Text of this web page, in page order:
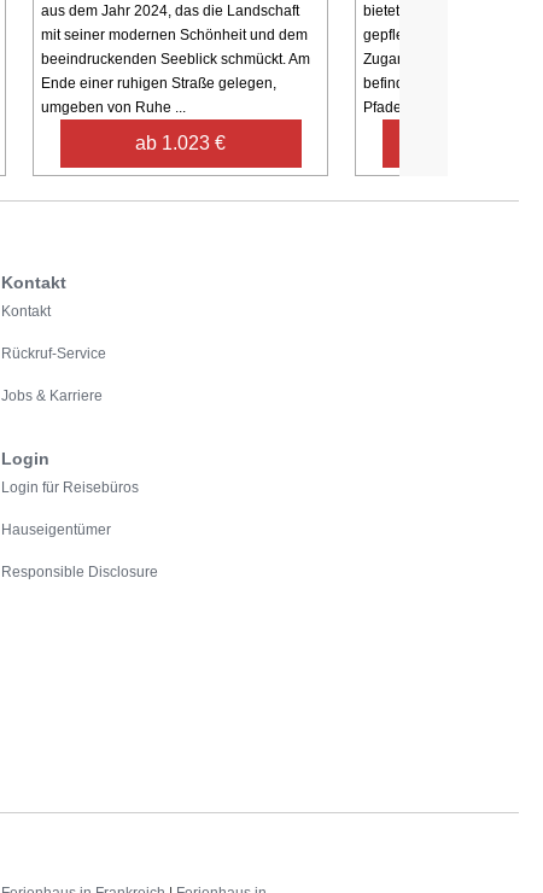
aus dem Jahr 2024, das die Landschaft
mit seiner modernen Schönheit und dem
beeindruckenden Seeblick schmückt. Am
Ende einer ruhigen Straße gelegen,
umgeben von Ruhe ...
ab 1.023 €
bietet Aussicht über den
gepflegte Grundstück
Zugang zum See. Rund
befindet sich ein Netz von
Pfaden, die zu ...
Kontakt
Kontakt
Rückruf-Service
Jobs & Karriere
Login
Login für Reisebüros
Hauseigentümer
Responsible Disclosure